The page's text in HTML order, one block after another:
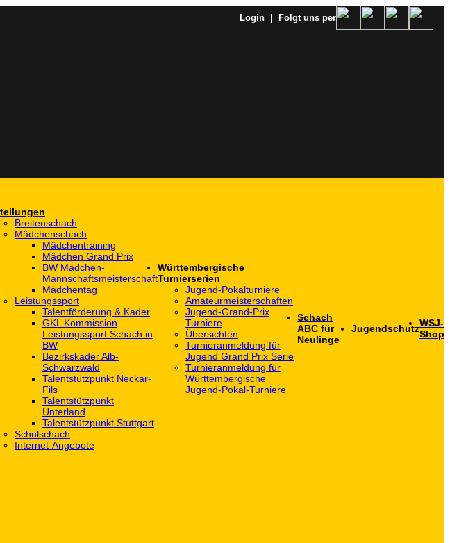
Login | Folgt uns per
Breitenschach
Mädchenschach
Mädchentraining
Mädchen Grand Prix
BW Mädchen-
Mannschaftsmeisterschaft
Mädchentag
Leistungssport
Talentförderung & Kader
GKL Kommission
Leistungssport Schach in
BW
Bezirkskader Alb-
Schwarzwald
Talentstützpunkt Neckar-
Fils
Talentstützpunkt
Unterland
Talentstützpunkt Stuttgart
Schulschach
Internet-Angebote
Württembergische
Turnierserien
Jugend-Pokalturniere
Amateurmeisterschaften
Jugend-Grand-Prix
Turniere
Übersichten
Turnieranmeldung für
Jugend Grand Prix Serie
Turnieranmeldung für
Württembergische
Jugend-Pokal-Turniere
Schach
ABC für
Neulinge
JugendschutzWSJ-
Shop